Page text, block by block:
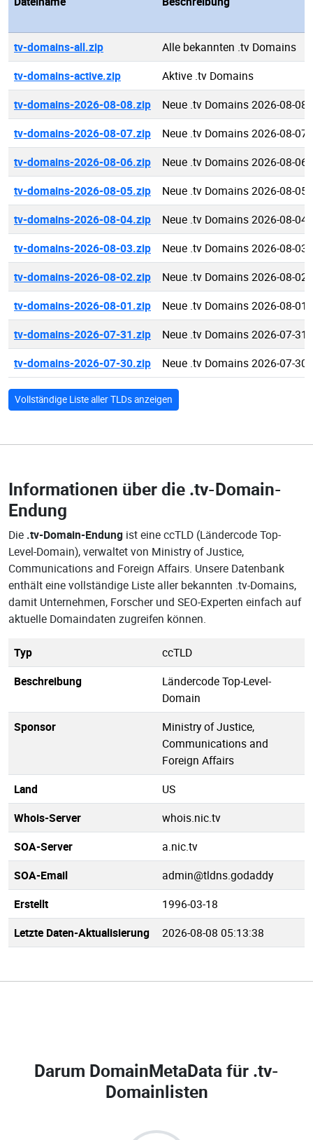
tv-domains-all.zip
Alle bekannten .tv Domains
tv-domains-active.zip
Aktive .tv Domains
tv-domains-2026-08-08.zip
Neue .tv Domains 2026-08-08
tv-domains-2026-08-07.zip
Neue .tv Domains 2026-08-07
tv-domains-2026-08-06.zip
Neue .tv Domains 2026-08-06
tv-domains-2026-08-05.zip
Neue .tv Domains 2026-08-05
tv-domains-2026-08-04.zip
Neue .tv Domains 2026-08-04
tv-domains-2026-08-03.zip
Neue .tv Domains 2026-08-03
tv-domains-2026-08-02.zip
Neue .tv Domains 2026-08-02
tv-domains-2026-08-01.zip
Neue .tv Domains 2026-08-01
tv-domains-2026-07-31.zip
Neue .tv Domains 2026-07-31
tv-domains-2026-07-30.zip
Neue .tv Domains 2026-07-30
Vollständige Liste aller TLDs anzeigen
Informationen über die .tv-Domain-
Endung
Die .tv-Domain-Endung ist eine ccTLD (Ländercode Top-
Level-Domain), verwaltet von Ministry of Justice,
Communications and Foreign Affairs. Unsere Datenbank
enthält eine vollständige Liste aller bekannten .tv-Domains,
damit Unternehmen, Forscher und SEO-Experten einfach auf
aktuelle Domaindaten zugreifen können.
Typ
ccTLD
Beschreibung
Ländercode Top-Level-
Domain
Sponsor
Ministry of Justice,
Communications and
Foreign Affairs
Land
US
Whois-Server
whois.nic.tv
SOA-Server
a.nic.tv
SOA-Email
admin@tldns.godaddy
Erstellt
1996-03-18
Letzte Daten-Aktualisierung
2026-08-08 05:13:38
Darum DomainMetaData für .tv-
Domainlisten